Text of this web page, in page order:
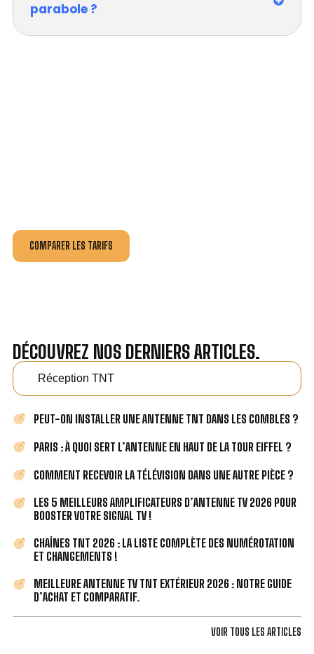
parabole ?
COMPARER LES TARIFS
DÉCOUVREZ NOS DERNIERS ARTICLES.
Réception TNT
PEUT-ON INSTALLER UNE ANTENNE TNT DANS LES COMBLES ?
PARIS : À QUOI SERT L’ANTENNE EN HAUT DE LA TOUR EIFFEL ?
COMMENT RECEVOIR LA TÉLÉVISION DANS UNE AUTRE PIÈCE ?
LES 5 MEILLEURS AMPLIFICATEURS D’ANTENNE TV 2026 POUR
BOOSTER VOTRE SIGNAL TV !
CHAÎNES TNT 2026 : LA LISTE COMPLÈTE DES NUMÉROTATION
ET CHANGEMENTS !
MEILLEURE ANTENNE TV TNT EXTÉRIEUR 2026 : NOTRE GUIDE
D’ACHAT ET COMPARATIF.
VOIR TOUS LES ARTICLES